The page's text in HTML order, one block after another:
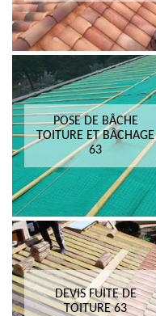
POSE DE BÂCHE
TOITURE ET BÂCHAGE
63
DEVIS FUITE DE
TOITURE 63